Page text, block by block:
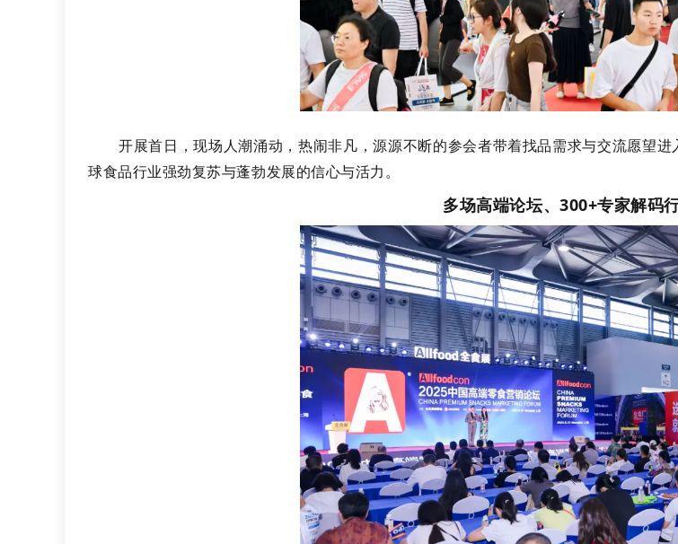
开展首日，现场人潮涌动，热闹非凡，源源不断的参会者带着找品需求与交流愿望
球食品行业强劲复苏与蓬勃发展的信心与活力。
多场高端论坛、300+专家解码